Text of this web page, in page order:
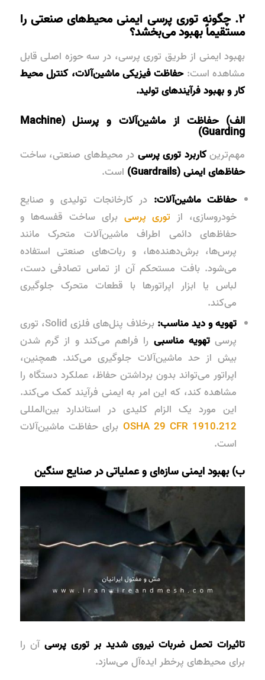
۲. چگونه توری پرسی ایمنی محیط‌های صنعتی را
مستقیماً بهبود می‌بخشد؟
بهبود ایمنی از طریق توری پرسی، در سه حوزه اصلی قابل
مشاهده است:حفاظت فیزیکی ماشین‌آلات، کنترل محیط
کار و بهبود فرآیندهای تولید.
الف) حفاظت از ماشین‌آلات و پرسنل (Machine
Guarding)
مهم‌ترینکاربرد توری پرسی در محیط‌های صنعتی، ساخت
حفاظ‌های ایمنی (Guardrails)
است.
حفاظت ماشین‌آلات: در کارخانجات تولیدی و صنایع
خودروسازی، از توری پرسی برای ساخت قفسه‌ها و
حفاظ‌های دائمی اطراف ماشین‌آلات متحرک مانند
پرس‌ها، برش‌دهنده‌ها، و ربات‌های صنعتی استفاده
می‌شود. بافت مستحکم آن از تماس تصادفی دست،
لباس یا ابزار اپراتورها با قطعات متحرک جلوگیری
می‌کند.
تهویه و دید مناسب:
برخلاف پنل‌های فلزی Solid، توری
پرسی تهویه مناسبی را فراهم می‌کند و از گرم شدن
بیش از حد ماشین‌آلات جلوگیری می‌کند. همچنین،
اپراتور می‌تواند بدون برداشتن حفاظ، عملکرد دستگاه را
مشاهده کند، که این امر به ایمنی فرآیند کمک می‌کند.
این مورد یک الزام کلیدی در استاندارد بین‌المللی
OSHA 29 CFR 1910.212 برای حفاظت ماشین‌آلات
است.
ب) بهبود ایمنی سازه‌ای و عملیاتی در صنایع سنگین
تاثیرات تحمل ضربات نیروی شدید بر توری پرسی آن را
برای محیط‌های پرخطر ایده‌آل می‌سازد.